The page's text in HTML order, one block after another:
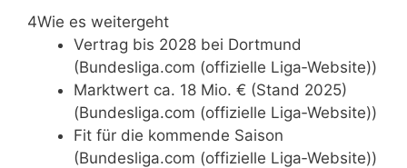
4Wie es weitergeht
Vertrag bis 2028 bei Dortmund
(Bundesliga.com (offizielle Liga‑Website))
Marktwert ca. 18 Mio. € (Stand 2025)
(Bundesliga.com (offizielle Liga‑Website))
Fit für die kommende Saison
(Bundesliga.com (offizielle Liga‑Website))